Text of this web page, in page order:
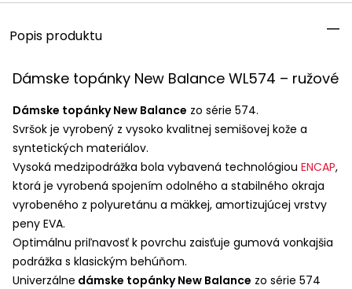
Popis produktu
Dámske topánky New Balance WL574 – ružové
Dámske topánky New Balance zo série 574.
Svršok je vyrobený z vysoko kvalitnej semišovej kože a
syntetických materiálov.
Vysoká medzipodrážka bola vybavená technológiou ENCAP,
ktorá je vyrobená spojením odolného a stabilného okraja
vyrobeného z polyuretánu a mäkkej, amortizujúcej vrstvy
peny EVA.
Optimálnu priľnavosť k povrchu zaisťuje gumová vonkajšia
podrážka s klasickým behúňom.
Univerzálne dámske topánky New Balance zo série 574